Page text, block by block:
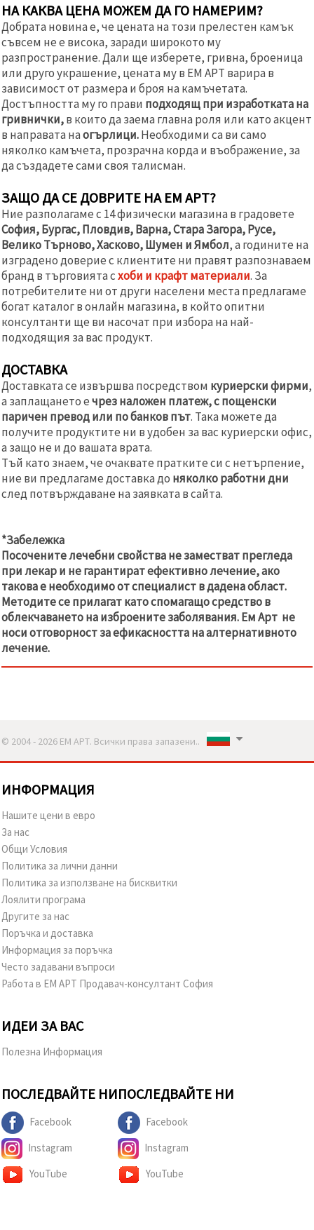
НА КАКВА ЦЕНА МОЖЕМ ДА ГО НАМЕРИМ?
Добрата новина е, че цената на този прелестен камък
съвсем не е висока, заради широкото му
разпространение. Дали ще изберете, гривна, броеница
или друго украшение, цената му в ЕМ АРТ варира в
зависимост от размера и броя на камъчетата.
Достъпността му го прави подходящ при изработката на
гривнички,в които да заема главна роля или като акцент
в направата наогърлици.Необходими са ви само
няколко камъчета, прозрачна корда и въображение, за
да създадете сами своя талисман.
ЗАЩО ДА СЕ ДОВРИТЕ НА ЕМ АРТ?
Ние разполагаме с 14 физически магазина в градовете
София, Бургас, Пловдив, Варна, Стара Загора, Русе,
Велико Търново, Хасково, Шумен и Ямбол, а годините на
изградено доверие с клиентите ни правят разпознаваем
бранд в търговията схоби и крафт материали. За
потребителите ни от други населени места предлагаме
богат каталог в онлайн магазина, в който опитни
консултанти ще ви насочат при избора на най-
подходящия за вас продукт.
ДОСТАВКА
Доставката се извършва посредством куриерски фирми,
а заплащането ечрез наложен платеж, с пощенски
паричен превод или по банков път. Така можете да
получите продуктите ни в удобен за вас куриерски офис,
а защо не и до вашата врата.
Тъй като знаем, че очаквате пратките си с нетърпение,
ние ви предлагаме доставка до няколко работни дни
след потвърждаване на заявката в сайта.
*Забележка
Посочените лечебни свойства не заместват прегледа
при лекар и не гарантират ефективно лечение, ако
такова е необходимо от специалист в дадена област.
Методите се прилагат като спомагащо средство в
облекчаването на изброените заболявания. Ем Арт не
носи отговорност за ефикасността на алтернативното
лечение.
© 2004 - 2026 ЕМ АРТ. Всички права запазени..
ИНФОРМАЦИЯ
Нашите цени в евро
За нас
Общи Условия
Политика за лични данни
Политика за използване на бисквитки
Лоялити програма
Другите за нас
Поръчка и доставка
Информация за поръчка
Често задавани въпроси
Работа в ЕМ АРТ Продавач-консултант София
ИДЕИ ЗА ВАС
Полезна Информация
ПОСЛЕДВАЙТЕ НИ
Facebook
Instagram
YouTube
ПОСЛЕДВАЙТЕ НИ
Facebook
Instagram
YouTube